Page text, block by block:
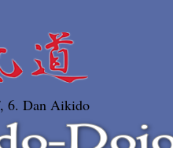
6. Dan Aikido